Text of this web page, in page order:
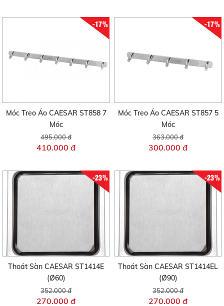
-17%
Móc Treo Áo CAESAR ST858 7
Móc
495.000 đ
410.000 đ
-17%
Móc Treo Áo CAESAR ST857 5
Móc
363.000 đ
300.000 đ
-23%
Thoát Sàn CAESAR ST1414E
(Ø60)
352.000 đ
270.000 đ
-23%
Thoát Sàn CAESAR ST1414EL
(Ø90)
352.000 đ
270.000 đ